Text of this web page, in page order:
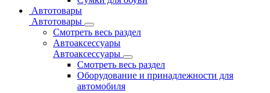
Автотовары
Автотовары
Смотреть весь раздел
Автоаксессуары
Автоаксессуары
Смотреть весь раздел
Оборудование и принадлежности для
автомобиля